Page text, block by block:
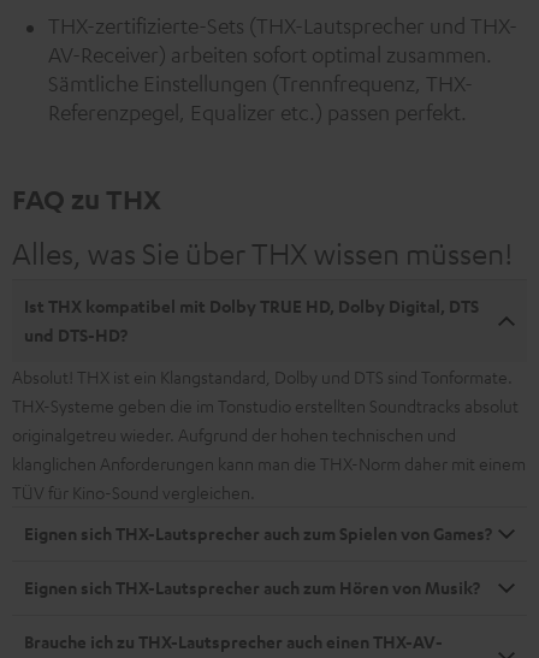
THX-zertifizierte-Sets (THX-Lautsprecher und THX-
AV-Receiver) arbeiten sofort optimal zusammen.
Sämtliche Einstellungen (Trennfrequenz, THX-
Referenzpegel, Equalizer etc.) passen perfekt.
FAQ zu THX
Alles, was Sie über THX wissen müssen!
Ist THX kompatibel mit Dolby TRUE HD, Dolby Digital, DTS
und DTS-HD?
Absolut! THX ist ein Klangstandard, Dolby und DTS sind Tonformate.
THX-Systeme geben die im Tonstudio erstellten Soundtracks absolut
originalgetreu wieder. Aufgrund der hohen technischen und
klanglichen Anforderungen kann man die THX-Norm daher mit einem
TÜV für Kino-Sound vergleichen.
Eignen sich THX-Lautsprecher auch zum Spielen von Games?
Eignen sich THX-Lautsprecher auch zum Hören von Musik?
Brauche ich zu THX-Lautsprecher auch einen THX-AV-